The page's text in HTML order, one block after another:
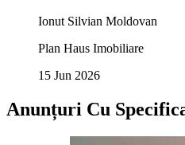
Ionut Silvian Moldovan
Plan Haus Imobiliare
15 Jun 2026
Anunțuri Cu